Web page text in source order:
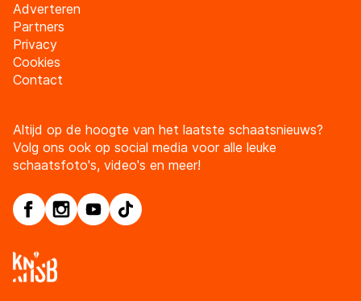
Adverteren
Partners
Privacy
Cookies
Contact
Altijd op de hoogte van het laatste schaatsnieuws?
Volg ons ook op social media voor alle leuke
schaatsfoto's, video's en meer!